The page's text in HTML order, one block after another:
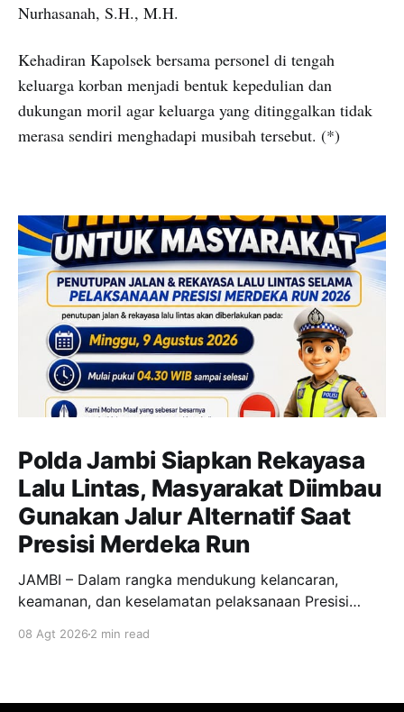
Nurhasanah, S.H., M.H.
Kehadiran Kapolsek bersama personel di tengah
keluarga korban menjadi bentuk kepedulian dan
dukungan moril agar keluarga yang ditinggalkan tidak
merasa sendiri menghadapi musibah tersebut. (*)
Polda Jambi Siapkan Rekayasa
Lalu Lintas, Masyarakat Diimbau
Gunakan Jalur Alternatif Saat
Presisi Merdeka Run
JAMBI – Dalam rangka mendukung kelancaran,
keamanan, dan keselamatan pelaksanaan Presisi
terkait menyiapkan rekayasa lalu lintas berupa
08 Agt 2026 2 min read